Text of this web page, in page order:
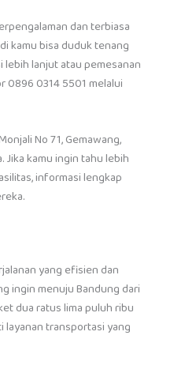
dan terbiasa
kamu bisa duduk tenang
lanjut atau pemesanan
0896 0314 5501 melalui
No 71, Gemawang,
Jika kamu ingin tahu lebih
informasi lengkap
yang efisien dan
ingin menuju Bandung dari
dua ratus lima puluh ribu
layanan transportasi yang